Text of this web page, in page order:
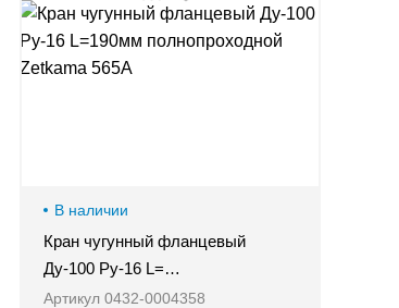
В наличии
Кран чугунный фланцевый
Ду-100 Ру-16 L=…
Артикул 0432-0004358